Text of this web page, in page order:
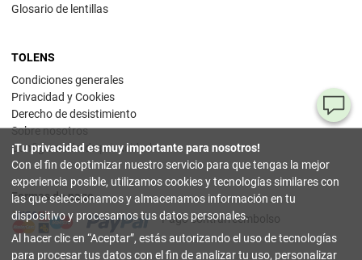
Glosario de lentillas
TOLENS
Condiciones generales
Privacidad y Cookies
Derecho de desistimiento
Sobre nosotros
Configuración de privacidad
Formas de pago
Pago contrarreembolso
¡Tu privacidad es muy importante para nosotros!
Con el fin de optimizar nuestro servicio para que tengas la mejor
experiencia posible, utilizamos cookies y tecnologías similares con
las que seleccionamos y almacenamos información en tu
dispositivo y procesamos tus datos personales.
Al hacer clic en Aceptar , estás autorizando el uso de tecnologías
para procesar tus datos con el fin de analizar tu uso, personalizar